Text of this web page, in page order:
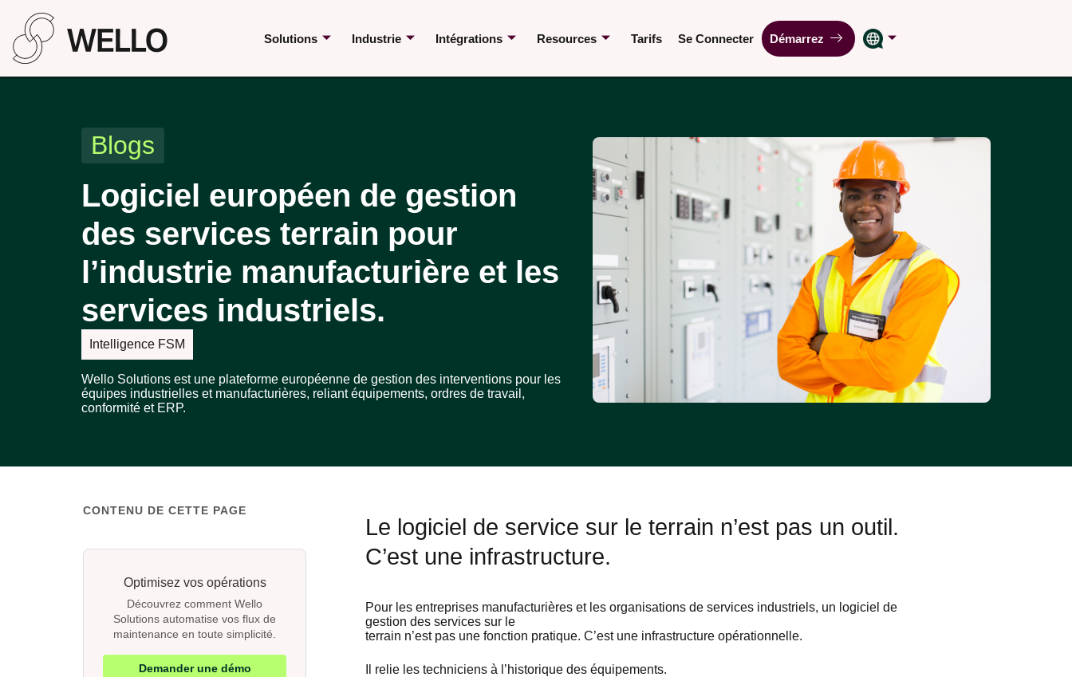
Solutions Industrie Intégrations Resources Tarifs Se Connecter Démarrez
Blogs
Logiciel européen de gestion
des services terrain pour
l’industrie manufacturière et les
services industriels.
Intelligence FSM
Wello Solutions est une plateforme européenne de gestion des interventions pour les
équipes industrielles et manufacturières, reliant équipements, ordres de travail,
conformité et ERP.
CONTENU DE CETTE PAGE
Optimisez vos opérations
Découvrez comment Wello
Solutions automatise vos flux de
maintenance en toute simplicité.
Demander une démo
Le logiciel de service sur le terrain n’est pas un outil.
C’est une infrastructure.
Pour les entreprises manufacturières et les organisations de services industriels, un logiciel de
gestion des services sur le
terrain n’est pas une fonction pratique. C’est une infrastructure opérationnelle.
Il relie les techniciens à l’historique des équipements.